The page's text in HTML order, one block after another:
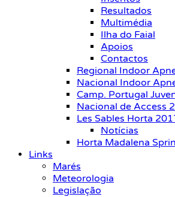
Resultados
Multimédia
Ilha do Faial
Apoios
Contactos
Regional Indoor
Nacional Indoor
Camp. Portugal
Nacional de Access
Les Sables Horta
Notícias
Horta Madalena
Links
Marés
Meteorologia
Legislação